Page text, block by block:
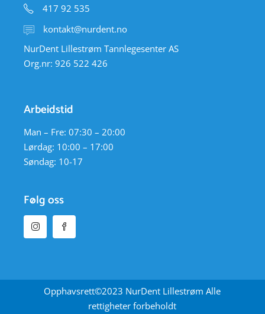
417 92 535
kontakt@nurdent.no
NurDent Lillestrøm Tannlegesenter AS
Org.nr: 926 522 426
Arbeidstid
Man – Fre: 07:30 – 20:00
Lørdag: 10:00 – 17:00
Søndag: 10-17
Følg oss
Opphavsrett©2023 NurDent Lillestrøm Alle
rettigheter forbeholdt